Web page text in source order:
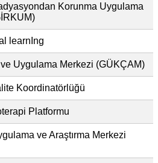
Korunma Uygulama
learnIng
ve Uygulama Merkezi (GÜKÇAM)
Koordinatörlüğü
Platformu
ve Araştırma Merkezi